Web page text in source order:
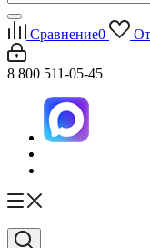
Сравнение0
8 800 511-05-45